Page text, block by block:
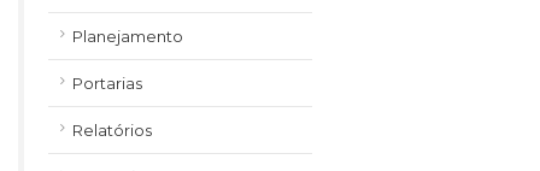
Planejamento
Portarias
Relatórios